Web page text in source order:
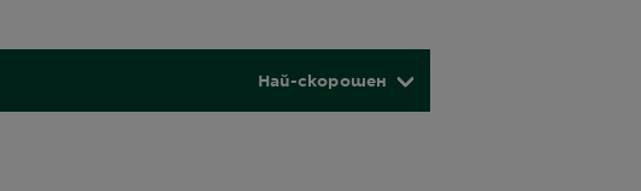
Най-скорошен